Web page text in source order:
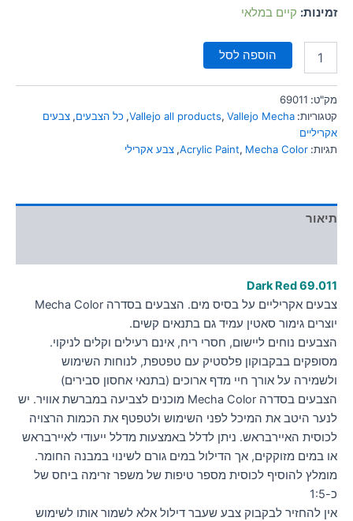
font_download סמן קישורים זמינות: קיים במלאי
הוספה לסל
מק"ט: 69011
קטגוריות:
Vallejo all products, Vallejo Mecha
, כל הצבעים, צבעים
אקריליים
תגיות:
Acrylic Paint, Mecha Color
, צבע אקרילי
תיאור
Dark Red 69.011
צבעים אקריליים על בסיס מים. הצבעים בסדרה Mecha Color
יוצרים גימור סאטין עמיד גם בתנאים קשים.
הצבעים נוחים ליישום, חסרי ריח, אינם רעילים וקלים לניקוי.
מסופקים בבקבוקון פלסטיק עם טפטפת, לנוחות השימוש
ולשמירה על אורך חיי מדף ארוכים (בתנאי אחסון סבירים)
הצבעים בסדרה Mecha Color מוכנים לצביעה במברשת אוויר. יש
לנער היטב את המיכל לפני השימוש ולטפטף את הכמות הרצויה
לכוסית האיירבראש. ניתן לדלל באמצעות מדלל ייעודי לאיירבראש
או במים מזוקקים, אך הדילול במים גורם לשינוי במבנה החומר.
מומלץ להוסיף לכוסית מספר טיפות של משפר זרימה ביחס של
כ-1:5
אין להחזיר לבקבוק צבע שעבר דילול אלא לשמור אותו לשימוש